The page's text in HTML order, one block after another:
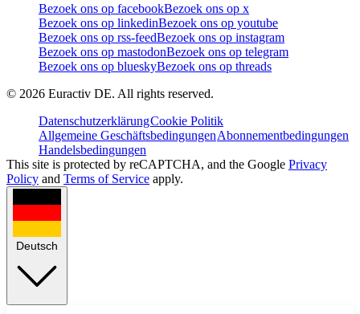
Bezoek ons op facebookBezoek ons op x
Bezoek ons op linkedinBezoek ons op youtube
Bezoek ons op rss-feedBezoek ons op instagram
Bezoek ons op mastodonBezoek ons op telegram
Bezoek ons op blueskyBezoek ons op threads
© 2026 Euractiv DE. All rights reserved.
DatenschutzerklärungCookie Politik
Allgemeine GeschäftsbedingungenAbonnementbedingungen
Handelsbedingungen
This site is protected by reCAPTCHA, and the Google Privacy
Policy and Terms of Service apply.
Deutsch